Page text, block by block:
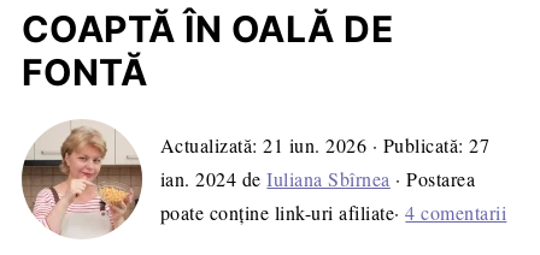
COAPTĂ ÎN OALĂ DE
FONTĂ
Actualizată:21 iun. 2026 · Publicată:27
ian. 2024 deIuliana Sbîrnea · Postarea
poate conține link-uri afiliate·4 comentarii